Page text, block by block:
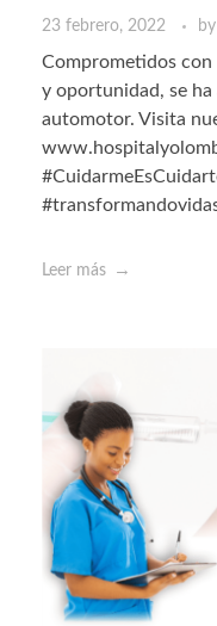
23 febrero, 2022 by
Comprometidos
y oportunidad, se
automotor. Visita
Leer más